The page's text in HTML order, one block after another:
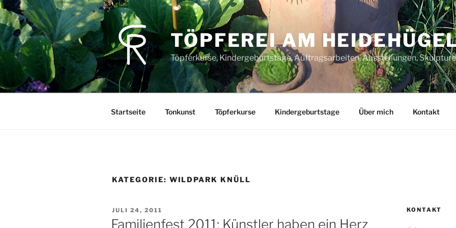
Zum
Inhalt
springen
TÖPFEREI AM
Töpferkurse, Kindergeburtstage, Auftragsarbeiten, Ausstellungen,
Startseite Tonkunst Töpferkurse Kindergeburtstage Über mich Kontakt
KATEGORIE: WILDPARK KNÜLL
VERÖFFENTLICHT
AM
JULI 24, 2011
Familienfest 2011: Künstler haben ein Herz
KONTAKT